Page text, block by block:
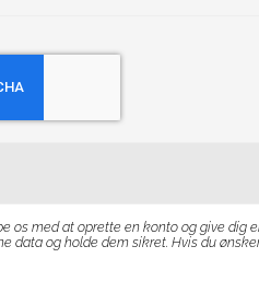
os med at oprette en konto og give dig
data og holde dem sikret. Hvis du